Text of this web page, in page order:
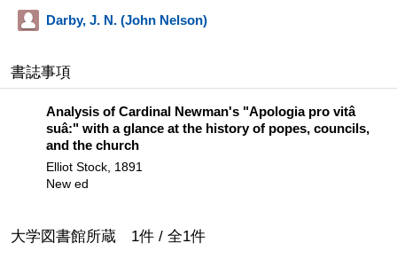
Darby, J. N. (John Nelson)
書誌事項
Analysis of Cardinal Newman's "Apologia pro vitâ
suâ:" with a glance at the history of popes, councils,
and the church
Elliot Stock, 1891
New ed
大学図書館所蔵 1件 / 全1件